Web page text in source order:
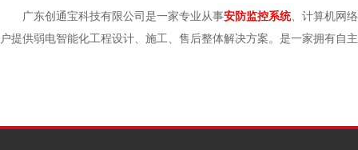
广东创通宝科技有限公司是一家专业从事安防监控系统、计算机网
户提供弱电智能化工程设计、施工、售后整体解决方案。是一家拥有自